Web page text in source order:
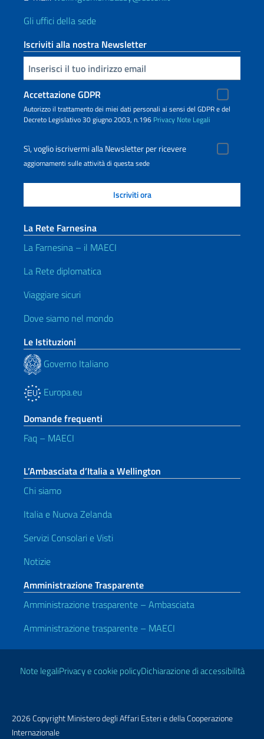
Gli uffici della sede
Iscriviti alla nostra Newsletter
Inserisci la tua email
Accettazione GDPR
Autorizzo il trattamento dei miei dati personali ai sensi del GDPR e del
Decreto Legislativo 30 giugno 2003, n.196 Privacy Note Legali
Sì, voglio iscrivermi alla Newsletter per ricevere
aggiornamenti sulle attività di questa sede
La Rete Farnesina
La Farnesina – il MAECI
La Rete diplomatica
Viaggiare sicuri
Dove siamo nel mondo
Le Istituzioni
Governo Italiano
Europa.eu
Domande frequenti
Faq – MAECI
L’Ambasciata d’Italia a Wellington
Chi siamo
Italia e Nuova Zelanda
Servizi Consolari e Visti
Notizie
Amministrazione Trasparente
Amministrazione trasparente – Ambasciata
Amministrazione trasparente – MAECI
Link Utili
Note legaliPrivacy e cookie policyDichiarazione di accessibilità
2026 Copyright Ministero degli Affari Esteri e della Cooperazione
Internazionale